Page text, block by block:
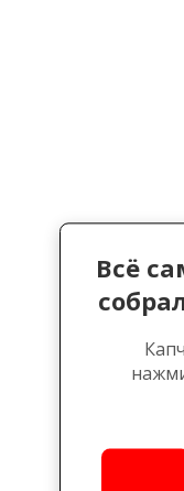
Всё